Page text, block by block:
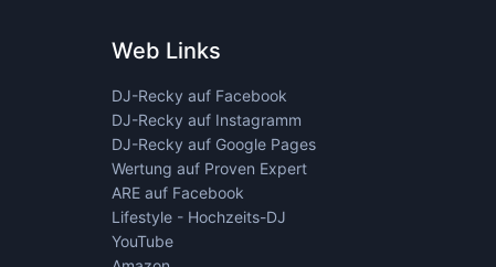
Web Links
DJ-Recky auf Facebook
DJ-Recky auf Instagramm
DJ-Recky auf Google Pages
Wertung auf Proven Expert
ARE auf Facebook
Lifestyle - Hochzeits-DJ
YouTube